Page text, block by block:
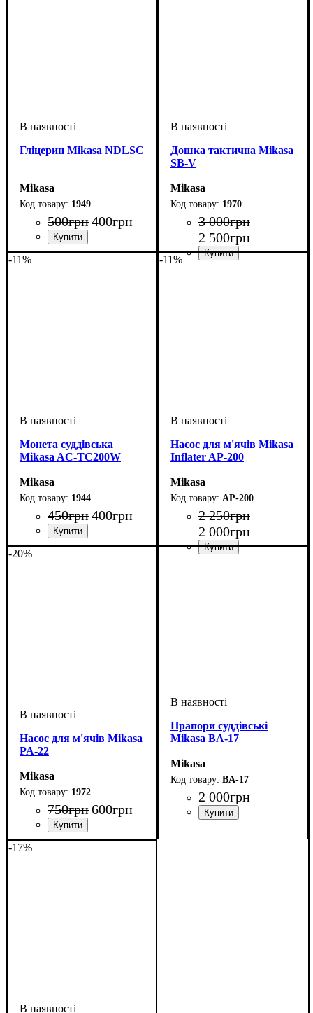
Гліцерин Mikasa NDLSC
Mikasa
1949
500грн400грн
Стать: Унісекс
Виробник: Mikasa
Колір: Білий
Дошка тактична Mikasa
SB-V
Mikasa
1970
3 000грн
2 500грн
Стать
Виробник
Колір
-11%
Монета суддівська
Mikasa AC-TC200W
Mikasa
1944
450грн400грн
Стать: Унісекс
Виробник: Mikasa
Колір: Синій
-11%
Насос для м'ячів Mikasa
Inflater AP-200
Mikasa
AP-200
2 250грн
2 000грн
-20%
Насос для м'ячів Mikasa
PA-22
Mikasa
1972
750грн600грн
Стать: Унісекс
Виробник: Mikasa
Колір: Синій
Прапори суддівські
Mikasa BA-17
Mikasa
BA-17
2 000грн
-17%